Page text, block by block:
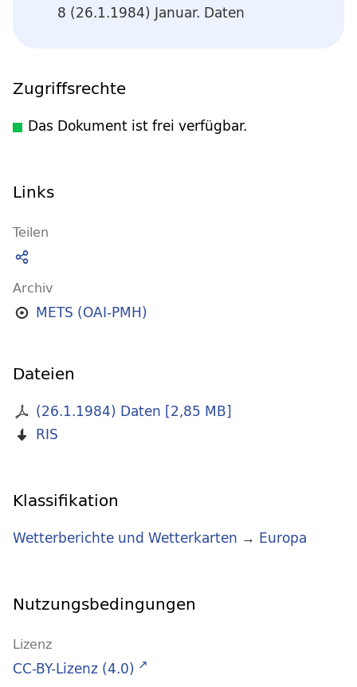
8 (26.1.1984) Januar. Daten
Zugriffsrechte
Das Dokument ist frei verfügbar.
Links
Teilen
Archiv
METS (OAI-PMH)
Dateien
(26.1.1984) Daten [2,85 MB]
RIS
Klassifikation
Wetterberichte und Wetterkarten → Europa
Nutzungsbedingungen
Lizenz
CC-BY-Lizenz (4.0)